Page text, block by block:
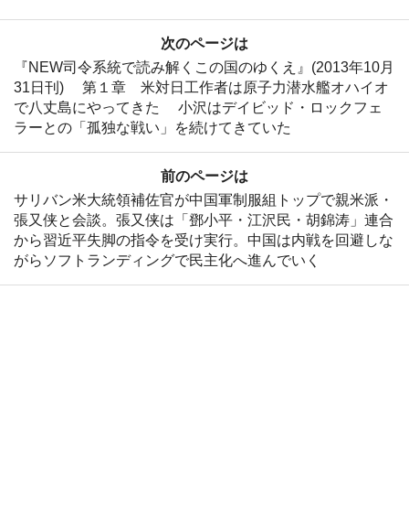
前のページは
サリバン米大統領補佐官が中国軍制服組トップで親米派・
張又侠と会談。張又侠は「鄧小平・江沢民・胡錦涛」連合
から習近平失脚の指令を受け実行。中国は内戦を回避しな
がらソフトランディングで民主化へ進んでいく
次のページは
『NEW司令系統で読み解くこの国のゆくえ』(2013年10月
31日刊) 第１章 米対日工作者は原子力潜水艦オハイオ
で八丈島にやってきた 小沢はデイビッド・ロックフェ
ラーとの「孤独な戦い」を続けてきていた